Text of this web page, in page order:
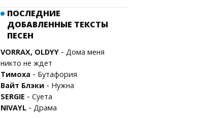
ПОСЛЕДНИЕ
ДОБАВЛЕННЫЕ ТЕКСТЫ
ПЕСЕН
VORRAX, OLDYY - Дома меня
никто не ждет
Тимоха - Бутафория
Вайт Блэки - Нужна
SERGIE - Суета
NIVAYL - Драма